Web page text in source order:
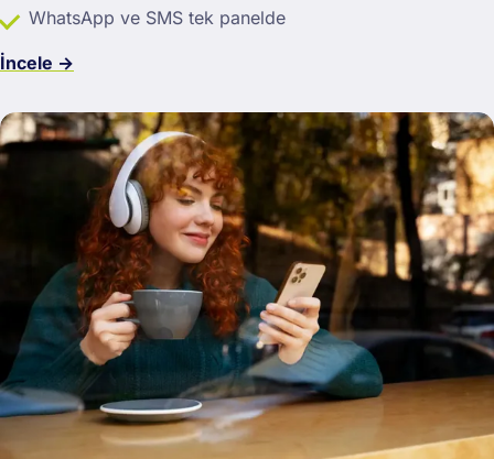
WhatsApp ve SMS tek panelde
İncele →